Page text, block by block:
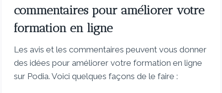
commentaires pour améliorer votre
formation en ligne
Les avis et les commentaires peuvent vous donner
des idées pour améliorer votre formation en ligne
sur Podia. Voici quelques façons de le faire :